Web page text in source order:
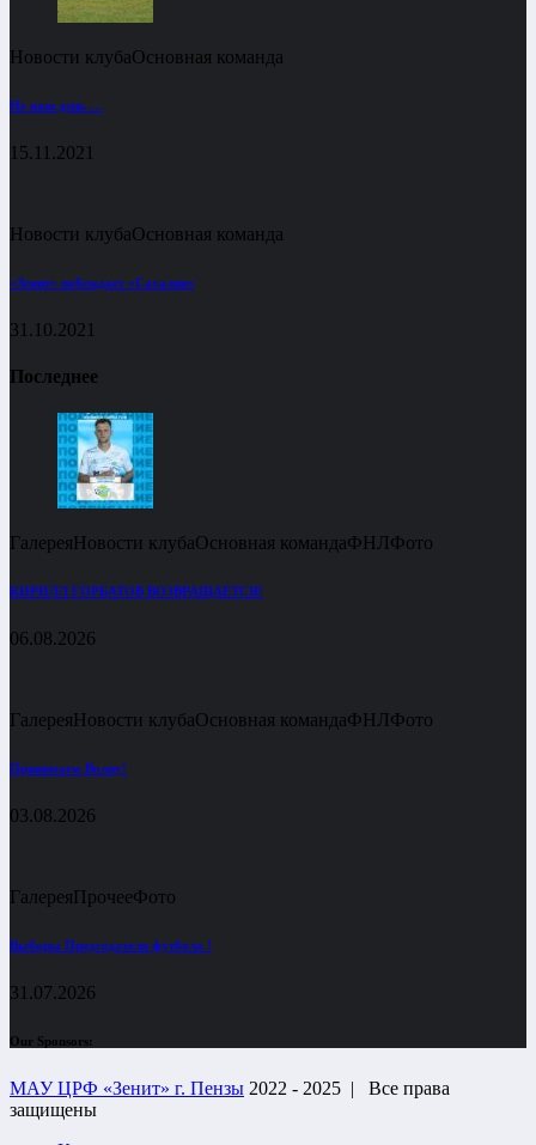
Новости клубаОсновная команда
Не наш день …
15.11.2021
Новости клубаОсновная команда
«Зенит» побеждает «Сахалин»
31.10.2021
Последнее
ГалереяНовости клубаОсновная командаФНЛФото
КИРИЛЛ ГОРБАТОВ ВОЗВРАЩАЕТСЯ!
06.08.2026
ГалереяНовости клубаОсновная командаФНЛФото
Принимаем Волну!
03.08.2026
ГалереяПрочееФото
Выборы Председателя футбола !
31.07.2026
Our Sponsors:
МАУ ЦРФ «Зенит» г. Пензы 2022 - 2025 | Все права
защищены